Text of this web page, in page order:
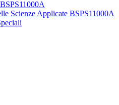
Scienze Applicate BSPS11000A